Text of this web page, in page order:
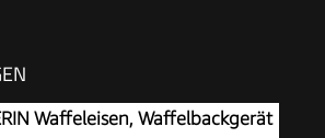
Waffeleisen, Waffelbackgerät